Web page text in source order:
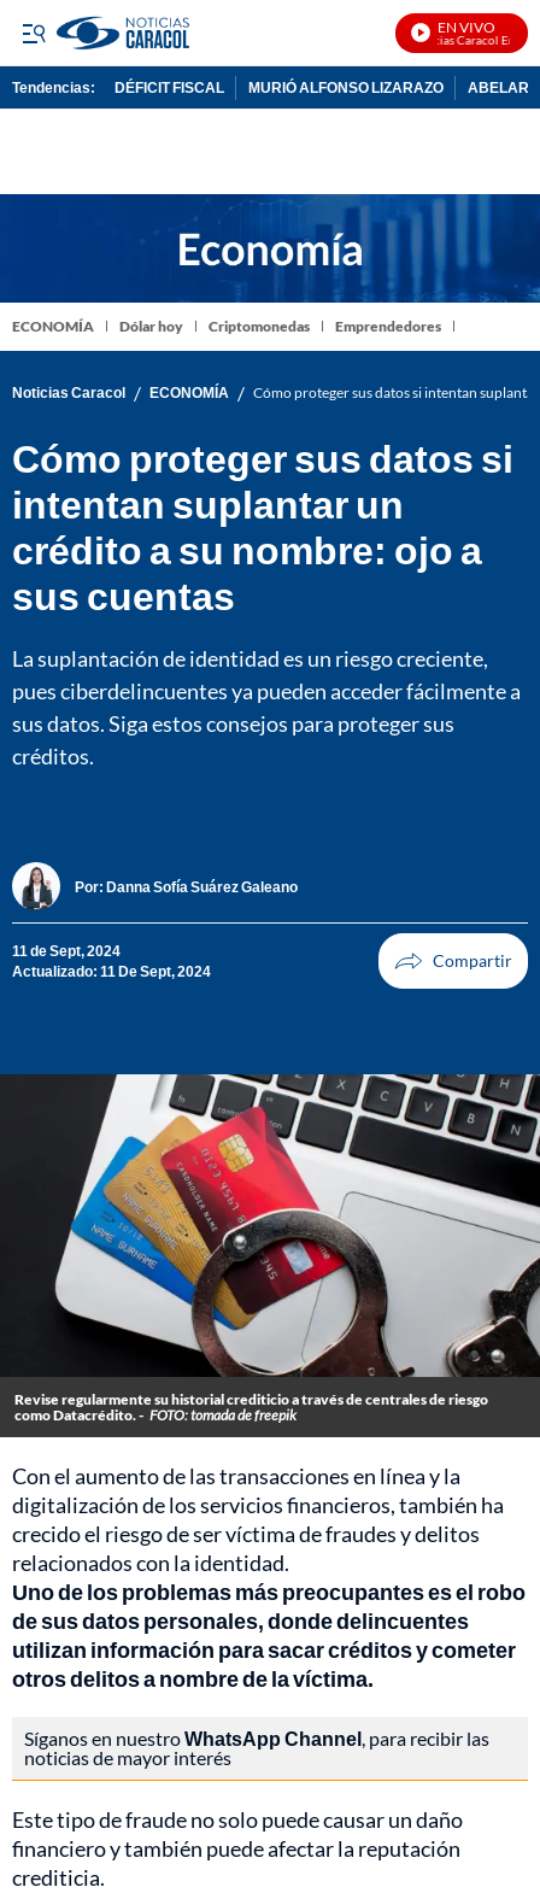
EN VIVO
Noticias Caracol En Vivo
Tendencias: DÉFICIT FISCAL MURIÓ ALFONSO LIZARAZO
ECONOMÍA Dólar hoy Criptomonedas Emprendedores
Noticias Caracol / ECONOMÍA / Cómo proteger sus datos si intentan
Cómo proteger sus datos si
intentan suplantar un
crédito a su nombre: ojo a
sus cuentas
La suplantación de identidad es un riesgo creciente,
pues ciberdelincuentes ya pueden acceder fácilmente a
sus datos. Siga estos consejos para proteger sus
créditos.
Por: Danna Sofía Suárez Galeano
11 de Sept, 2024
Actualizado: 11 De Sept, 2024
Revise regularmente su historial crediticio a través de centrales de riesgo
como Datacrédito. - FOTO: tomada de freepik
Con el aumento de las transacciones en línea y la
digitalización de los servicios financieros, también ha
crecido el riesgo de ser víctima de fraudes y delitos
relacionados con la identidad.
Uno de los problemas más preocupantes es el robo
de sus datos personales, donde delincuentes
utilizan información para sacar créditos y cometer
otros delitos a nombre de la víctima.
Síganos en nuestroWhatsApp Channel, para recibir las
noticias de mayor interés
Este tipo de fraude no solo puede causar un daño
financiero y también puede afectar la reputación
crediticia.